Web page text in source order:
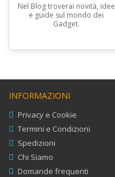
Nel Blog troverai novità, idee
e guide sul mondo dei
Gadget.
INFORMAZIONI
Privacy e Cookie
Termini e Condizioni
Spedizioni
Chi Siamo
Domande frequenti